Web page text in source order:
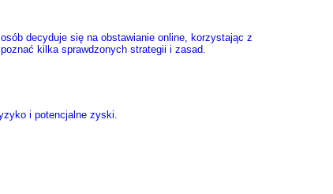
decyduje się na obstawianie online, korzystając z
kilka sprawdzonych strategii i zasad.
i potencjalne zyski.